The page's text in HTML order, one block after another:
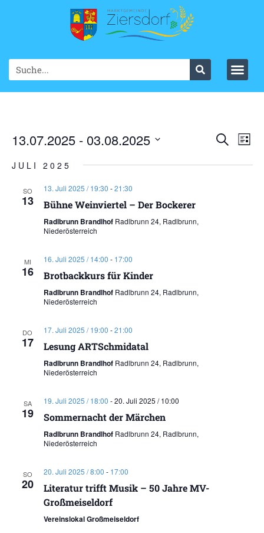
SucheList
13.07.2025 - 03.08.2025
wählen.
JULI 2025
SO
13
13. Juli 2025 / 19:30 -21:30
Bühne Weinviertel – Der Bockerer
Radlbrunn Brandlhof Radlbrunn 24, Radlbrunn,
Niederösterreich
MI
16
16. Juli 2025 / 14:00 - 17:00
Brotbackkurs für Kinder
Radlbrunn Brandlhof Radlbrunn 24, Radlbrunn,
Niederösterreich
DO
17
17. Juli 2025 / 19:00 -21:00
Lesung ARTSchmidatal
Radlbrunn Brandlhof Radlbrunn 24, Radlbrunn,
Niederösterreich
SA
19
19. Juli 2025 / 18:00 -20. Juli 2025 / 10:00
Sommernacht der Märchen
Radlbrunn Brandlhof Radlbrunn 24, Radlbrunn,
Niederösterreich
SO
20
20. Juli 2025 / 8:00 - 17:00
Literatur trifft Musik – 50 Jahre MV-
Großmeiseldorf
Vereinslokal Großmeiseldorf